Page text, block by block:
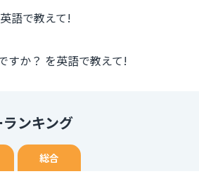
語で教えて!
すか？ を英語で教えて!
ンキング
総合